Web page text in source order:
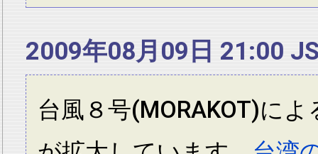
2009年08月09日 21:00
台風８号(MORAKOT)に